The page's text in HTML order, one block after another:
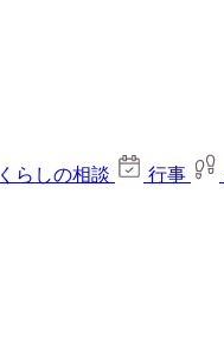
くらしの相談 行事